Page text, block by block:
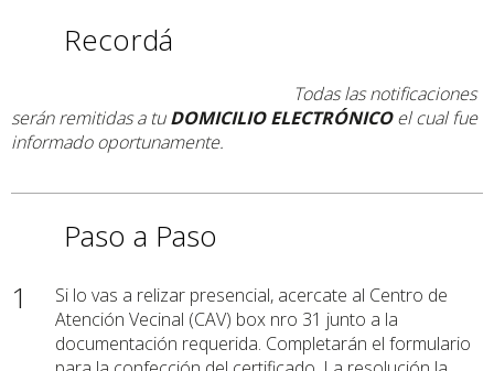
Recordá
Todas las notificaciones
serán remitidas a tuDOMICILIO ELECTRÓNICOel cual fue
informado oportunamente.
Paso a Paso
1
Si lo vas a relizar presencial, acercate al Centro de
Atención Vecinal (CAV) box nro 31 junto a la
documentación requerida. Completarán el formulario